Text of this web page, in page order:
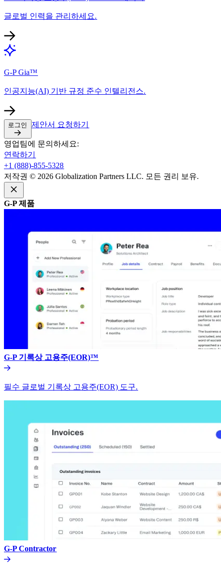
글로벌 인력을 관리하세요.​​
G-P Gia™​​
인공지능(AI) 기반 규정 준수 인텔리전스.​​
로그인​​ 제안서 요청하기​​
영업팀에 문의하세요:​​
연락하기​​
+1 (888)-855-5328​​
저작권 © 2026 Globalization Partners LLC. 모든 권리 보유.​​
G-P 제품​​
G-P 기록상 고용주(EOR)™​​
필수 글로벌 기록상 고용주(EOR) 도구.​​
G-P Contractor​​